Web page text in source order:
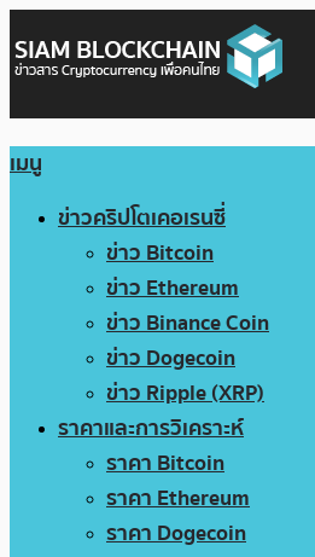
เมนู
ข่าวคริปโตเคอเรนซี่
ข่าว Bitcoin
ข่าว Ethereum
ข่าว Binance Coin
ข่าว Dogecoin
ข่าว Ripple (XRP)
ราคาและการวิเคราะห์
ราคา Bitcoin
ราคา Ethereum
ราคา Dogecoin